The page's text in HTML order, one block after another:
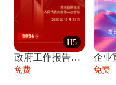
H5
政府工作报告政府年终工作总结
免费 免费